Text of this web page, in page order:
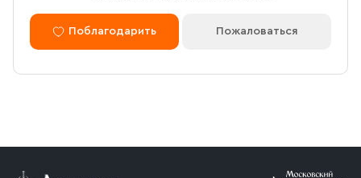
Поблагодарить Пожаловаться